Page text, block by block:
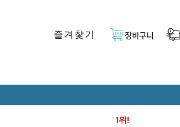
즐겨찿기 장바구니
1위!